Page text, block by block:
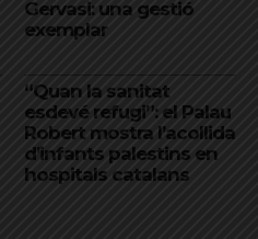
Gervasi: una gestió
exemplar
“Quan la sanitat
esdevé refugi”: el Palau
Robert mostra l’acollida
d’infants palestins en
hospitals catalans